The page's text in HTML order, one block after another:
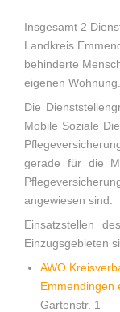
Insgesamt 2
Landkreis
behinderte
eigenen Wohnung.
Die
Mobile Soziale
gerade für die
angewiesen sind.
Einsatzstellen
Einzugsgebieten
AWO
Emmendingen
Gartenstr. 1